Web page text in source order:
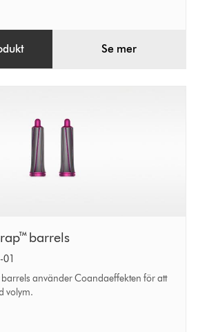
Se mer
barrels
använder Coandaeffekten för att
volym.